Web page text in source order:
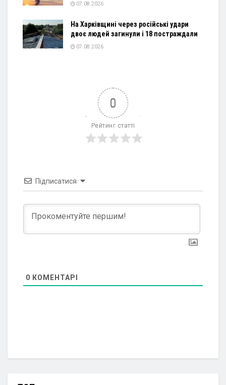
07.08.2026
На Харківщині через російські удари
двоє людей загинули і 18 постраждали
07.08.2026
0
Рейтинг статті
Підписатися
0 КОМЕНТАРІ